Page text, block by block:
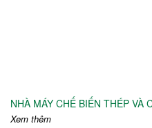
NHÀ MÁY CHẾ BIẾN THÉP VÀ
Xem thêm